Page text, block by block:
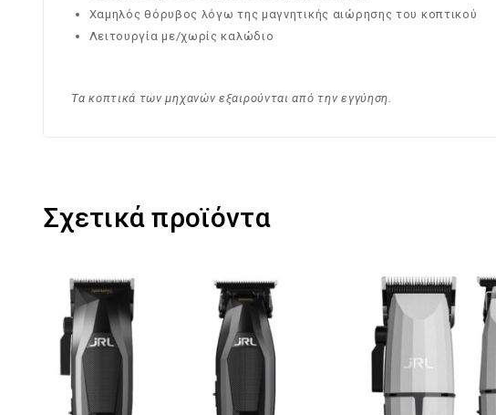
Χαμηλός θόρυβος λόγω της μαγνητικής αιώρησης του κοπτικού
Λειτουργία με/χωρίς καλώδιο
Τα κοπτικά των μηχανών εξαιρούνται από την εγγύηση.
Σχετικά προϊόντα